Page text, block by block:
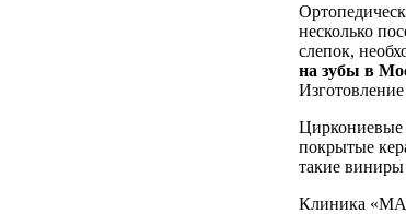
несколько
слепок,
на зубы в
Циркониевые
покрытые
такие виниры
Клиника